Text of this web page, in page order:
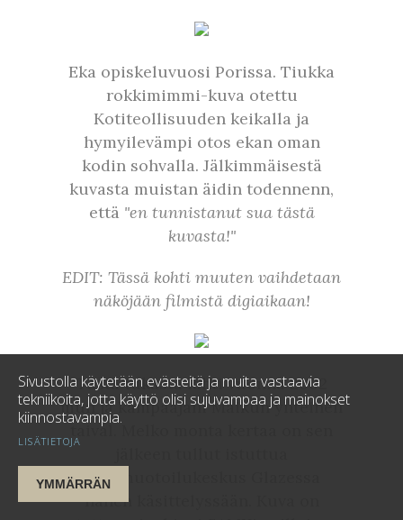
Eka opiskeluvuosi Porissa. Tiukka
rokkimimmi-kuva otettu
Kotiteollisuuden keikalla ja
hymyilevämpi otos ekan oman
kodin sohvalla. Jälkimmäisestä
kuvasta muistan äidin todennenn,
että "en tunnistanut sua tästä
kuvasta!"
EDIT: Tässä kohti muuten vaihdetaan
näköjään filmistä digiaikaan!
Tästä tukasta lähti vuonna 2002
mun ja kampaajani Maikun yhteinen
taival. Melko monta kertaa on sen
Hiusmuotoilukeskus Glazessa
hänen käsittelyssään. Kuva on
LISÄTIETOJA
Sivustolla käytetään evästeitä ja muita vastaavia
tekniikoita, jotta käyttö olisi sujuvampaa ja mainokset
kiinnostavampia.
YMMÄRRÄN